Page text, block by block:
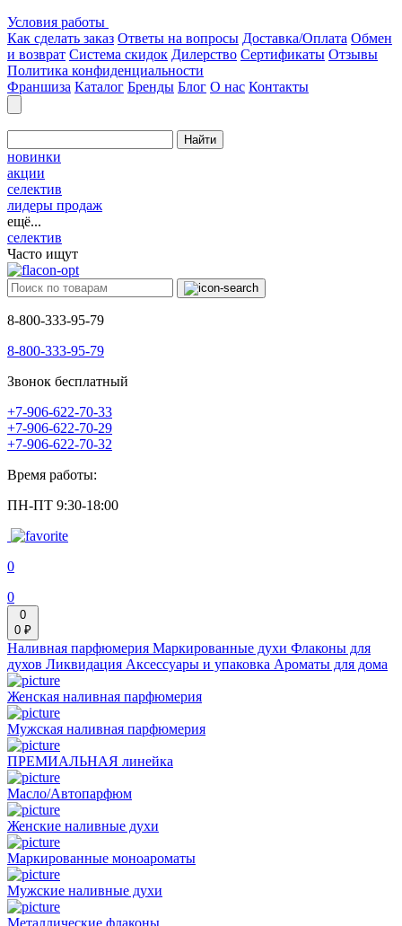
Условия работы
Как сделать заказ Ответы на вопросы Доставка/Оплата Обмен
и возврат Система скидок Дилерство Сертификаты Отзывы
Политика конфиденциальности
Франшиза Каталог Бренды Блог О нас Контакты
Найти
новинки
акции
селектив
лидеры продаж
ещё...
селектив
Часто ищут
8-800-333-95-79
8-800-333-95-79
Звонок бесплатный
+7-906-622-70-33
+7-906-622-70-29
+7-906-622-70-32
Время работы:
ПН-ПТ 9:30-18:00
0
0
0
0 ₽
Наливная парфюмерия Маркированные духи Флаконы для
духов Ликвидация Аксессуары и упаковка Ароматы для дома
Женская наливная парфюмерия
Мужская наливная парфюмерия
ПРЕМИАЛЬНАЯ линейка
Масло/Автопарфюм
Женские наливные духи
Маркированные моноароматы
Мужские наливные духи
Металлические флаконы